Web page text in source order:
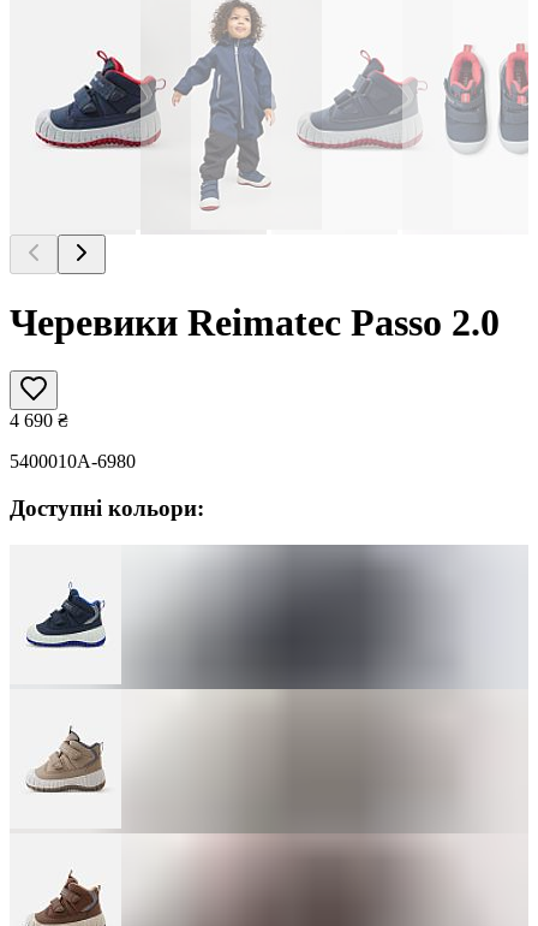
Черевики Reimatec Passo 2.0
4 690 ₴
5400010A-6980
Доступні кольори: